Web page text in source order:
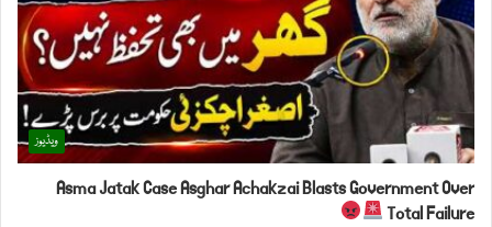
ویڈیوز
Asma Jatak Case Asghar Achakzai Blasts Government Over
Total Failure